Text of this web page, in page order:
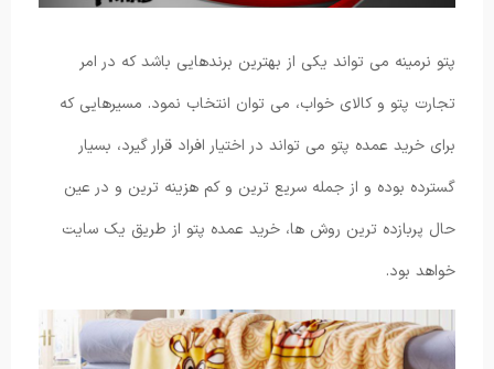
پتو نرمینه می تواند یکی از بهترین برندهایی باشد که در امر
تجارت پتو و کالای خواب، می توان انتخاب نمود. مسیرهایی که
برای خرید عمده پتو می تواند در اختیار افراد قرار گیرد، بسیار
گسترده بوده و از جمله سریع ترین و کم هزینه ترین و در عین
حال پربازده ترین روش ها، خرید عمده پتو از طریق یک سایت
خواهد بود.